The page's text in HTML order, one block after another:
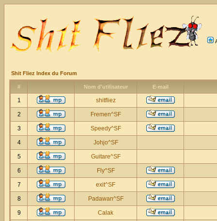
Shit Fliez Index du Forum
# Nom d'utilisateur E-mail
1 shitfliez
2 Fremen^SF
3 Speedy^SF
4 Johjo^SF
5 Guitare^SF
6 Fly^SF
7 exit^SF
8 Padawan^SF
9 Calak